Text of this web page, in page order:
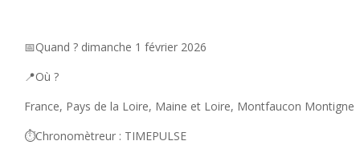
📅Quand ? dimanche 1 février 2026
📍Où ?
France, Pays de la Loire, Maine et Loire, Montfaucon Montigne
⏱️Chronomètreur : TIMEPULSE